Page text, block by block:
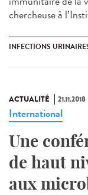
chercheuse à
INFECTIONS
ACTUALITÉ 21.11.2018
International
Une
de haut
aux